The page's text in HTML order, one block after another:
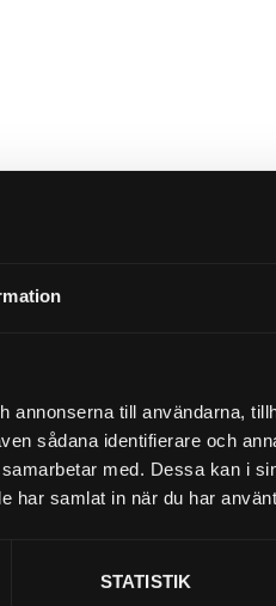
annonserna till användarna,
sådana identifierare och
med. Dessa kan i
har samlat in när du har
STATISTIK